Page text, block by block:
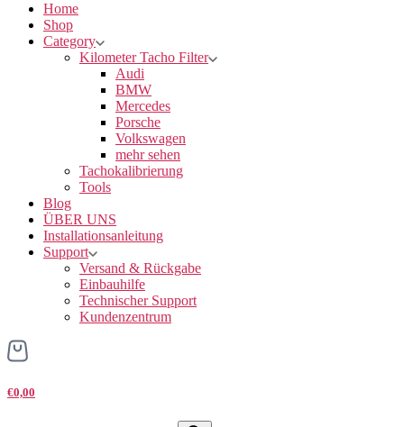
Home
Shop
Category
Kilometer Tacho Filter
Audi
BMW
Mercedes
Porsche
Volkswagen
mehr sehen
Tachokalibrierung
Tools
Blog
ÜBER UNS
Installationsanleitung
Support
Versand & Rückgabe
Einbauhilfe
Technischer Support
Kundenzentrum
€0,00